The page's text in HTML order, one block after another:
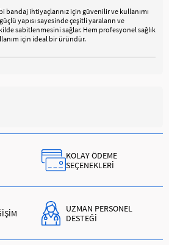
bandaj ihtiyaçlarınız için güvenilir ve kullanımı
yapısı sayesinde çeşitli yaraların ve
sabitlenmesini sağlar. Hem profesyonel sağlık
için ideal bir üründür.
KOLAY ÖDEME
SEÇENEKLERİ
UZMAN PERSONEL
DESTEĞİ